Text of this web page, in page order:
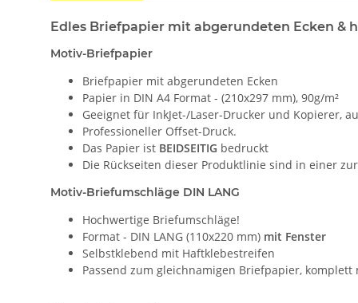
Edles Briefpapier mit abgerundeten Ecken &
Motiv-Briefpapier
Briefpapier mit abgerundeten Ecken
Papier in DIN A4 Format - (210x297 mm), 90g/m²
Geeignet für InkJet-/Laser-Drucker und Kopierer,
Professioneller Offset-Druck.
Das Papier ist BEIDSEITIG bedruckt
Die Rückseiten dieser Produktlinie sind in einer
Motiv-Briefumschläge DIN LANG
Hochwertige Briefumschläge!
Format - DIN LANG (110x220 mm) mit Fenster
Selbstklebend mit Haftklebestreifen
Passend zum gleichnamigen Briefpapier,